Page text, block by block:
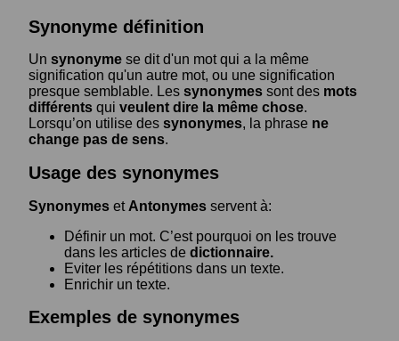
Synonyme définition
Un synonyme se dit d'un mot qui a la même
signification qu'un autre mot, ou une signification
presque semblable. Les synonymes sont des mots
différents qui veulent dire la même chose.
Lorsqu’on utilise des synonymes, la phrase ne
change pas de sens.
Usage des synonymes
Synonymes et Antonymes servent à:
Définir un mot. C’est pourquoi on les trouve
dans les articles de dictionnaire.
Eviter les répétitions dans un texte.
Enrichir un texte.
Exemples de synonymes